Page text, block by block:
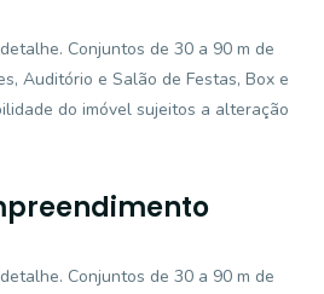
Conjuntos de 30 a 90 m de
Auditório e Salão de Festas, Box e
do imóvel sujeitos a alteração
Conjuntos de 30 a 90 m de